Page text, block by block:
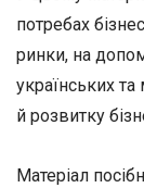
потребах
ринки, на
українських та
й розвитку
Матеріал